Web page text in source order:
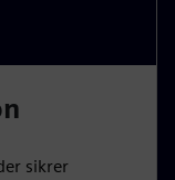
sikrer